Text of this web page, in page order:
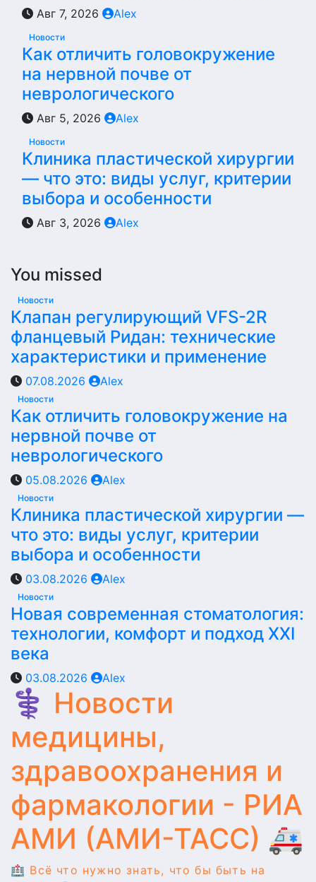
Авг 7, 2026 Alex
Новости
Как отличить головокружение
на нервной почве от
неврологического
Авг 5, 2026 Alex
Новости
Клиника пластической хирургии
— что это: виды услуг, критерии
выбора и особенности
Авг 3, 2026 Alex
You missed
Новости
Клапан регулирующий VFS-2R
фланцевый Ридан: технические
характеристики и применение
07.08.2026 Alex
Новости
Как отличить головокружение на
нервной почве от
неврологического
05.08.2026 Alex
Новости
Клиника пластической хирургии —
что это: виды услуг, критерии
выбора и особенности
03.08.2026 Alex
Новости
Новая современная стоматология:
технологии, комфорт и подход XXI
века
03.08.2026 Alex
⚕️ Новости
медицины,
здравоохранения и
фармакологии - РИА
АМИ (АМИ-ТАСС) 🚑
🏥 Всё что нужно знать, что бы быть на